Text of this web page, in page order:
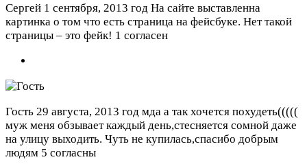
Сергей 1 сентября, 2013 год На сайте выставленна
картинка о том что есть страница на фейсбуке. Нет такой
страницы – это фейк! 1 согласен
Гость 29 августа, 2013 год мда а так хочется похудеть(((((
муж меня обзывает каждый день,стесняется сомной даже
на улицу выходить. Чуть не купилась,спасибо добрым
людям 5 согласны